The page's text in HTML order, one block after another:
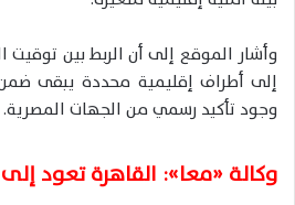
وأشار الموقع إلى أن الربط بين توقيت
إلى أطراف إقليمية محددة يبقى ضمن
وجود تأكيد رسمي من الجهات المصرية.
وكالة «معا»: القاهرة تعود إلى